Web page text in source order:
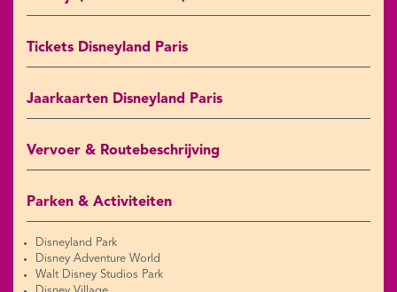
Tickets Disneyland Paris
Jaarkaarten Disneyland Paris
Vervoer & Routebeschrijving
Parken & Activiteiten
Disneyland Park
Disney Adventure World
Walt Disney Studios Park